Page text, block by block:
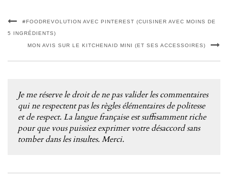
#FOODREVOLUTION AVEC PINTEREST (CUISINER AVEC MOINS DE
5 INGRÉDIENTS)
MON AVIS SUR LE KITCHENAID MINI (ET SES ACCESSOIRES)
Je me réserve le droit de ne pas valider les commentaires
qui ne respectent pas les règles élémentaires de politesse
et de respect. La langue française est suffisamment riche
pour que vous puissiez exprimer votre désaccord sans
tomber dans les insultes. Merci.